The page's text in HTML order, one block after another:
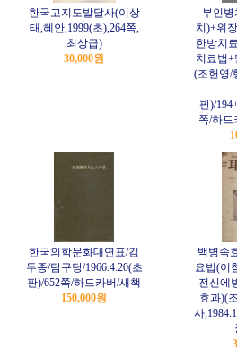
한국고지도발달사(이상
태,혜안,1999(초),264쪽,
최상급)
30,000원
부인
치)+위
한방치
치료법+
(조헌영/
판)/
쪽/하드
한국의학문화대연표/김
두종/탐구당/1966.4.20(초
판)/652쪽/하드카버/새책
150,000원
백병속
요법(이
전신에
효과)(
사